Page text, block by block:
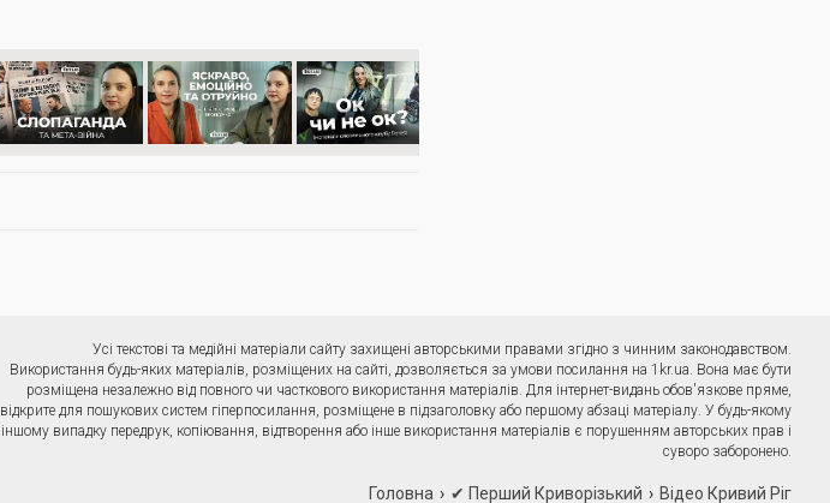
Головна ✔ Перший Криворізький Відео Кривий Ріг
Усі текстові та медійні матеріали сайту захищені авторськими правами згідно з чинним законодавством.
Використання будь-яких матеріалів, розміщених на сайті, дозволяється за умови посилання на 1kr.ua. Вона має бути
розміщена незалежно від повного чи часткового використання матеріалів. Для інтернет-видань обов'язкове пряме,
відкрите для пошукових систем гіперпосилання, розміщене в підзаголовку або першому абзаці матеріалу. У будь-якому
іншому випадку передрук, копіювання, відтворення або інше використання матеріалів є порушенням авторських прав і
суворо заборонено.